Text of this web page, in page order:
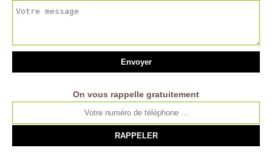
On vous rappelle gratuitement